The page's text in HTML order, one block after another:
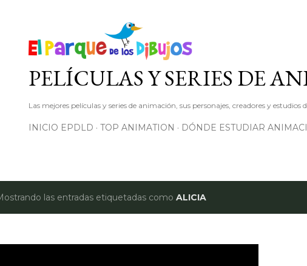
PELÍCULAS Y SERIES DE
Las mejores películas y series de animación, sus personajes, creadores y estudios
INICIO EPDLD TOP ANIMATION DÓNDE ESTUDIAR
las entradas etiquetadas como ALICIA